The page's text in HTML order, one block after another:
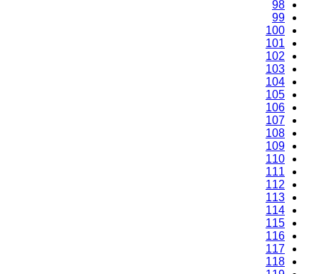
98
99
100
101
102
103
104
105
106
107
108
109
110
111
112
113
114
115
116
117
118